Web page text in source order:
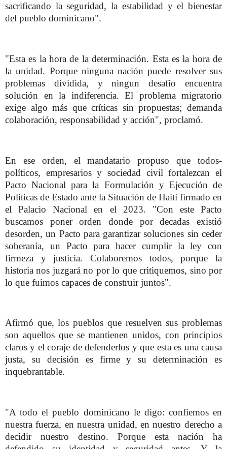
sacrificando la seguridad, la estabilidad y el bienestar
del pueblo dominicano".
"Esta es la hora de la determinación. Esta es la hora de
la unidad. Porque ninguna nación puede resolver sus
problemas dividida, y ningun desafío encuentra
solución en la indiferencia. El problema migratorio
exige algo más que críticas sin propuestas; demanda
colaboración, responsabilidad y acción", proclamó.
En ese orden, el mandatario propuso que todos-
políticos, empresarios y sociedad civil fortalezcan el
Pacto Nacional para la Formulación y Ejecución de
Políticas de Estado ante la Situación de Haití firmado en
el Palacio Nacional en el 2023. "Con este Pacto
buscamos poner orden donde por decadas existió
desorden, un Pacto para garantizar soluciones sin ceder
soberanía, un Pacto para hacer cumplir la ley con
firmeza y justicia. Colaboremos todos, porque la
historia nos juzgará no por lo que critiquemos, sino por
lo que fuimos capaces de construir juntos".
Afirmó que, los pueblos que resuelven sus problemas
son aquellos que se mantienen unidos, con principios
claros y el coraje de defenderlos y que esta es una causa
justa, su decisión es firme y su determinación es
inquebrantable.
"A todo el pueblo dominicano le digo: confiemos en
nuestra fuerza, en nuestra unidad, en nuestro derecho a
decidir nuestro destino. Porque esta nación ha